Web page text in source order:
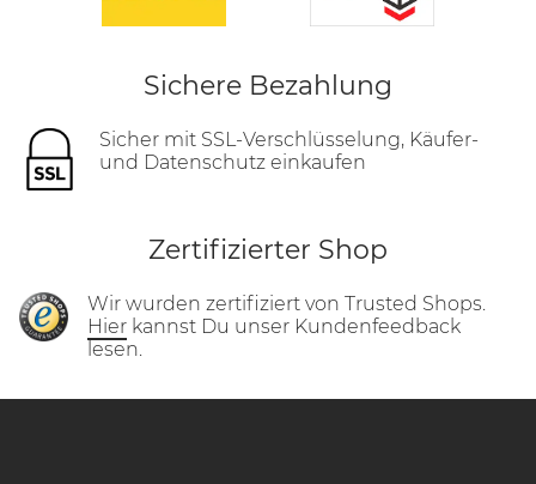
Sichere Bezahlung
Sicher mit SSL-Verschlüsselung, Käufer-
und Datenschutz einkaufen
Zertifizierter Shop
Wir wurden zertifiziert von Trusted Shops.
Hier kannst Du unser Kundenfeedback
lesen.